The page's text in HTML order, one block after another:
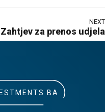
NEXT
Zahtjev za prenos udjela